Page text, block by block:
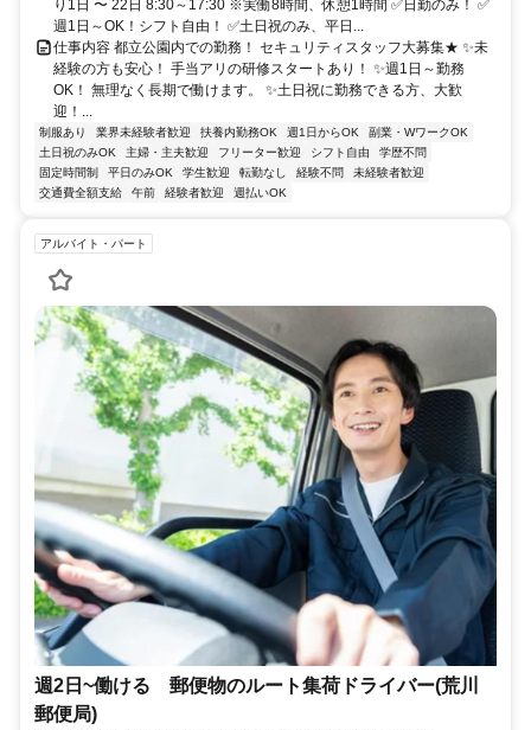
り1日 〜 22日 8:30～17:30 ※実働8時間、休憩1時間 ✅日勤のみ！ ✅
週1日～OK！シフト自由！ ✅土日祝のみ、平日...
仕事内容 都立公園内での勤務！ セキュリティスタッフ大募集★ ✨未
経験の方も安心！ 手当アリの研修スタートあり！ ✨週1日～勤務
OK！ 無理なく長期で働けます。 ✨土日祝に勤務できる方、大歓
迎！...
制服あり 業界未経験者歓迎 扶養内勤務OK 週1日からOK
副業・WワークOK
土日祝のみOK
主婦・主夫歓迎 フリーター歓迎 シフト自由
学歴不問
固定時間制
平日のみOK 学生歓迎 転勤なし 経験不問
未経験者歓迎
交通費全額支給
午前 経験者歓迎 週払いOK
アルバイト・パート
週2日~働ける 郵便物のルート集荷ドライバー(荒川
郵便局)